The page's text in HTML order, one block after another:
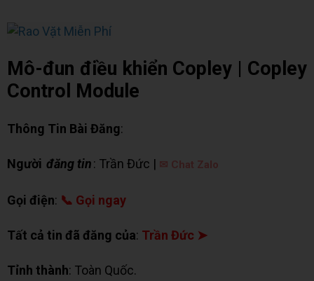
Mô-đun điều khiển Copley | Copley
Control Module
Thông Tin Bài Đăng:
Người đăng tin: Trần Đức | ✉ Chat Zalo
Gọi điện: 📞 Gọi ngay
Tất cả tin đã đăng của: Trần Đức ➤
Tỉnh thành: Toàn Quốc.